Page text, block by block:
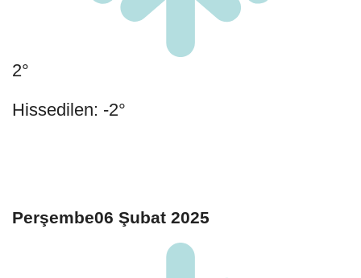
2°
Hissedilen: -2°
Perşembe06 Şubat 2025